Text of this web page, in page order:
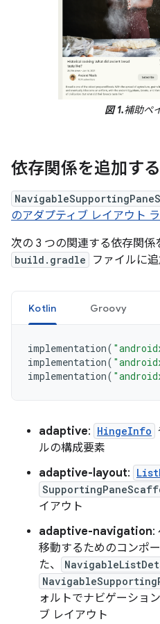
図 1.補助ペ
依存関係を追加する
のアダプティブ レイアウト
次の 3 つの関連する依存関
build.gradle ファイルに追
Kotlin Groovy
implementation(
implementation(
implementation(
adaptive: HingeInfo
ルの構成要素
adaptive-layout:
イアウト
adaptive-navigation:
移動するためのコンポ
た、
ォルトでナビゲーショ
ブ レイアウト